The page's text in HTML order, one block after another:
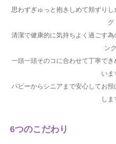
思わずぎゅっと抱きしめて頬ずり
グ
清潔で健康的に気持ちよく過ごす
ン
一頭一頭そのコに合わせて丁寧で
いま
パピーからシニアまで安心してお
しま
6つのこだわり
ブログ